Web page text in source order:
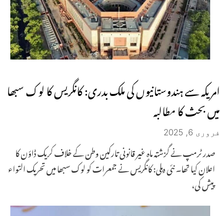
امریکہ سے ہندوستانیوں کی ملک بدری: کانگریس کا لوک سبھا
میں بحث کا مطالبہ
فروری 6, 2025
صدر ٹرمپ نے گزشتہ ماہ غیر قانونی تارکین وطن کے خلاف کریک ڈاؤن کا
اعلان کیا تھا۔ نئی دہلی: کانگریس نے جمعرات کو لوک سبھا میں تحریک التواء
پیش کی،